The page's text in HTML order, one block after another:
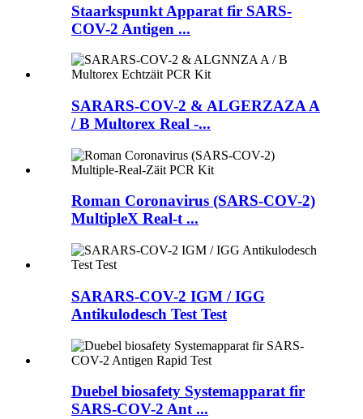
Staarkspunkt Apparat fir SARS-
COV-2 Antigen ...
SARARS-COV-2 & ALGERZAZA A
/ B Multorex Real -...
Roman Coronavirus (SARS-COV-2)
MultipleX Real-t ...
SARARS-COV-2 IGM / IGG
Antikulodesch Test Test
Duebel biosafety Systemapparat fir
SARS-COV-2 Ant ...